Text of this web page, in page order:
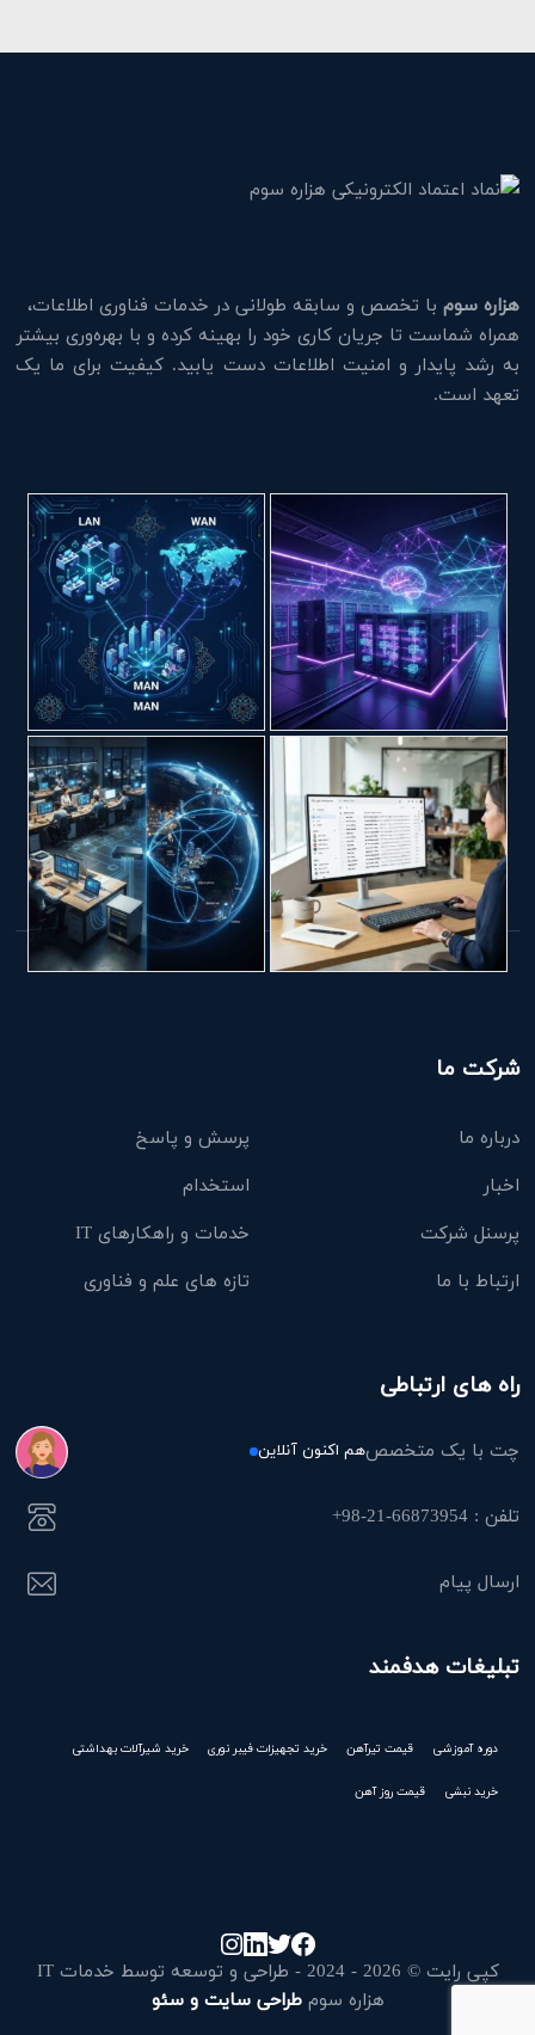
هزاره سوم با تخصص و سابقه طولانی در خدمات فناوری اطلاعات،
همراه شماست تا جریان کاری خود را بهینه کرده و با بهره‌وری بیشتر
به رشد پایدار و امنیت اطلاعات دست یابید. کیفیت برای ما یک
تعهد است.
شرکت ما
درباره ما
پرسش و پاسخ
اخبار
استخدام
پرسنل شرکت
خدمات و راهکارهای IT
ارتباط با ما
تازه های علم و فناوری
راه های ارتباطی
چت با یک متخصصهم اکنون آنلاین
تلفن : 66873954-21-98+
ارسال پیام
تبلیغات هدفمند
دوره آموزشی قیمت تیرآهن خرید تجهیزات فیبر نوری خرید شیرآلات بهداشتی
خرید نبشی قیمت روز آهن
کپی رایت © 2026 - 2024 - طراحی و توسعه توسط خدمات IT
هزاره سومطراحی سایت و سئو